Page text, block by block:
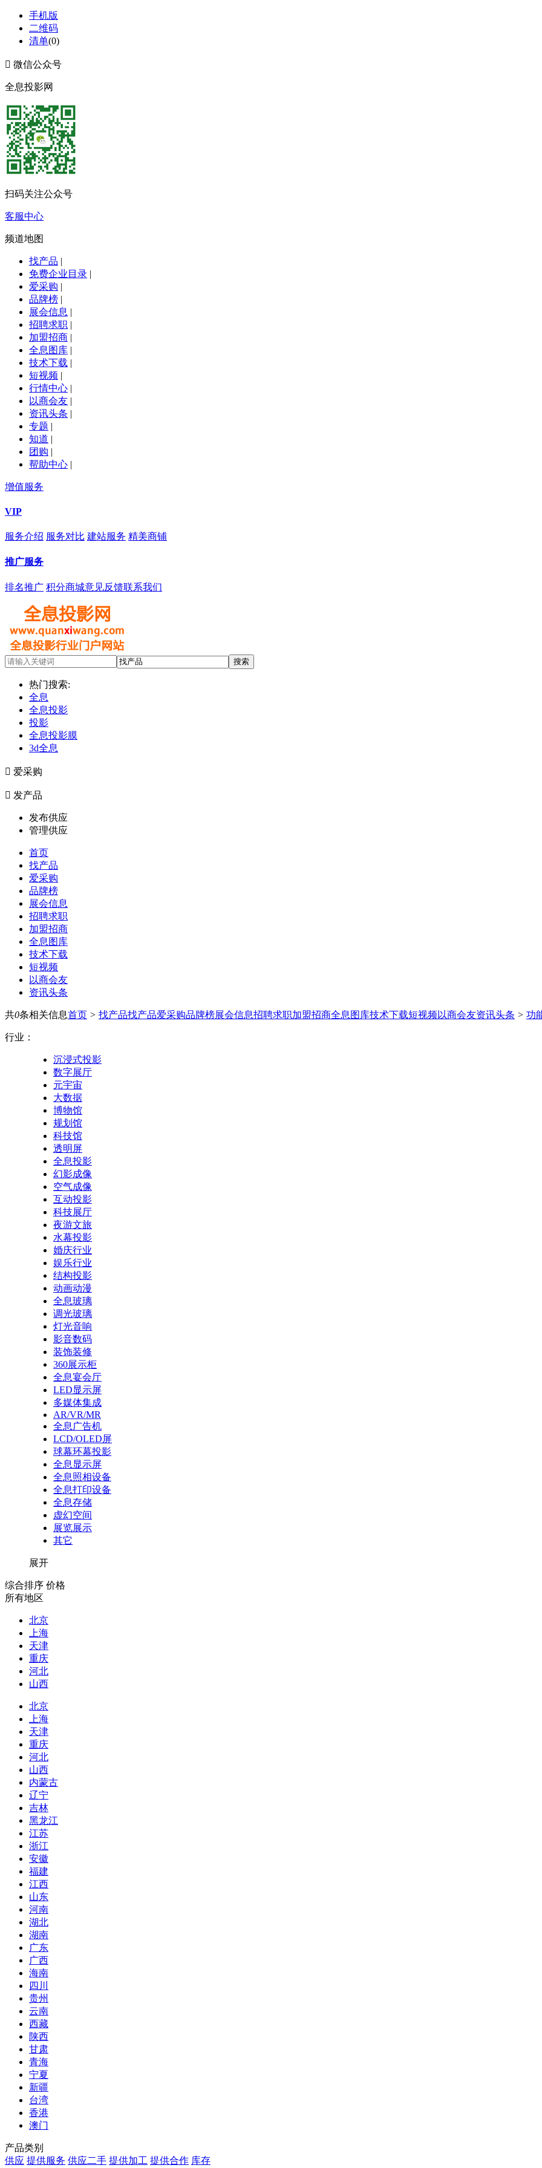
手机版
二维码
清单(0)
 微信公众号
全息投影网
扫码关注公众号
客服中心
频道地图
找产品 |
免费企业目录 |
爱采购 |
品牌榜 |
展会信息 |
招聘求职 |
加盟招商 |
全息图库 |
技术下载 |
短视频 |
行情中心 |
以商会友 |
资讯头条 |
专题 |
知道 |
团购 |
帮助中心 |
增值服务
VIP
服务介绍 服务对比 建站服务 精美商铺
推广服务
排名推广 积分商城意见反馈联系我们
热门搜索:
全息
全息投影
投影
全息投影膜
3d全息
 爱采购
 发产品
发布供应
管理供应
首页
找产品
爱采购
品牌榜
展会信息
招聘求职
加盟招商
全息图库
技术下载
短视频
以商会友
资讯头条
共0条相关信息首页 > 找产品找产品爱采购品牌榜展会信息招聘求职加盟招商全息图库技术下载短视频 以商会友资讯头条 > 功
行业：
沉浸式投影
数字展厅
元宇宙
大数据
博物馆
规划馆
科技馆
透明屏
全息投影
幻影成像
空气成像
互动投影
科技展厅
夜游文旅
水幕投影
婚庆行业
娱乐行业
结构投影
动画动漫
全息玻璃
调光玻璃
灯光音响
影音数码
装饰装修
360展示柜
全息宴会厅
LED显示屏
多媒体集成
AR/VR/MR
全息广告机
LCD/OLED屏
球幕环幕投影
全息显示屏
全息照相设备
全息打印设备
全息存储
虚幻空间
展览展示
其它
展开
综合排序 价格
所有地区
北京
上海
天津
重庆
河北
山西
北京
上海
天津
重庆
河北
山西
内蒙古
辽宁
吉林
黑龙江
江苏
浙江
安徽
福建
江西
山东
河南
湖北
湖南
广东
广西
海南
四川
贵州
云南
西藏
陕西
甘肃
青海
宁夏
新疆
台湾
香港
澳门
产品类别
供应 提供服务 供应二手 提供加工 提供合作 库存